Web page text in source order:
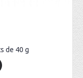
de 40 g